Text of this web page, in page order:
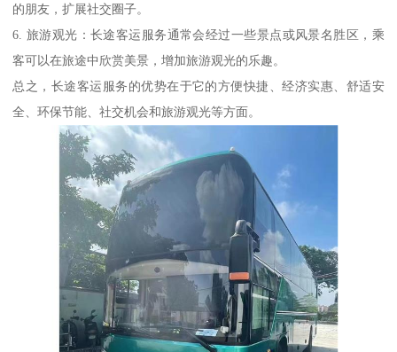
的朋友，扩展社交圈子。
6. 旅游观光：长途客运服务通常会经过一些景点或风景名胜区，乘
客可以在旅途中欣赏美景，增加旅游观光的乐趣。
总之，长途客运服务的优势在于它的方便快捷、经济实惠、舒适安
全、环保节能、社交机会和旅游观光等方面。